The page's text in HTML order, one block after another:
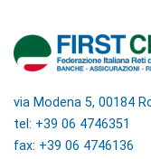
via Modena 5, 00184
tel: +39 06 4746351
fax: +39 06 4746136